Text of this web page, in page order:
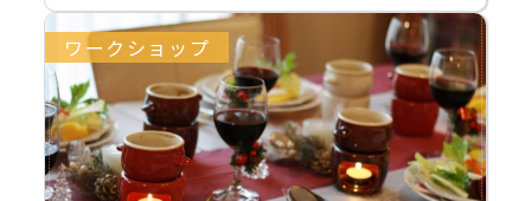
ワークショップ